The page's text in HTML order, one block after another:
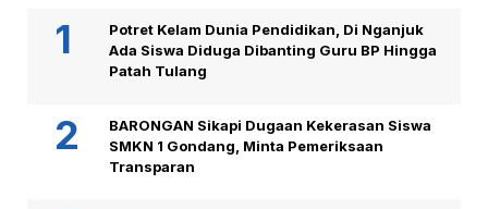
Potret Kelam Dunia Pendidikan, Di Nganjuk
Ada Siswa Diduga Dibanting Guru BP Hingga
Patah Tulang
BARONGAN Sikapi Dugaan Kekerasan Siswa
SMKN 1 Gondang, Minta Pemeriksaan
Transparan